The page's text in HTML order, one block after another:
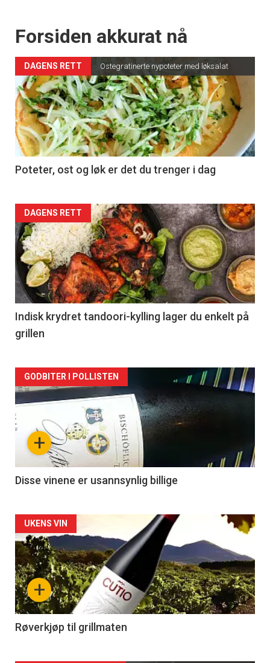
Forsiden akkurat nå
DAGENS RETT Ostegratinerte nypoteter med løksalat
Poteter, ost og løk er det du trenger i dag
Forsiden
akkurat
nå
-
2
DAGENS RETT
Indisk krydret tandoori-kylling lager du enkelt på
grillen
Forsiden
akkurat
nå
3
+
GODBITER I POLLISTEN
Disse vinene er usannsynlig billige
Forsiden
akkurat
nå
-
4
+
UKENS VIN
Røverkjøp til grillmaten